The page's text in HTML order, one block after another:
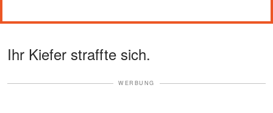
Ihr Kiefer straffte sich.
WERBUNG